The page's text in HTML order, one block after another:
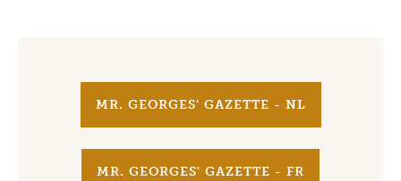
MR. GEORGES' GAZETTE - NL
MR. GEORGES' GAZETTE - FR